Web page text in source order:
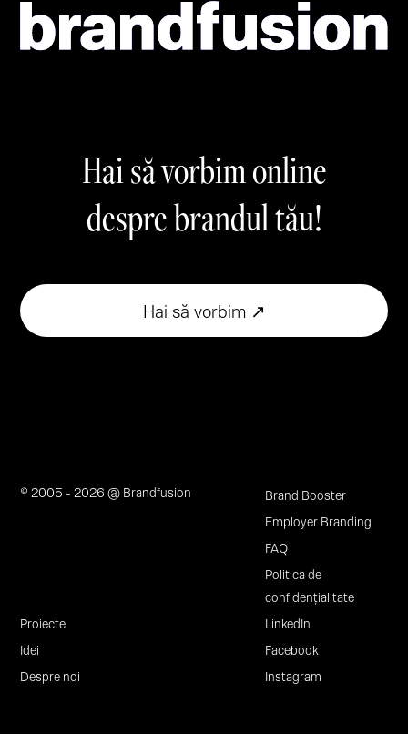
Hai să vorbim online
despre brandul tău!
Hai să vorbim ↗
© 2005 - 2026 @ Brandfusion
Proiecte
Idei
Despre noi
Brand Booster
Employer Branding
FAQ
Politica de
confidențialitate
LinkedIn
Facebook
Instagram